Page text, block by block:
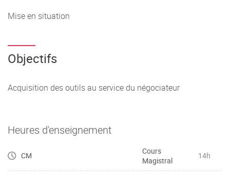
Mise en situation
Objectifs
Acquisition des outils au service du négociateur
Heures d'enseignement
CM
Cours
Magistral
14h